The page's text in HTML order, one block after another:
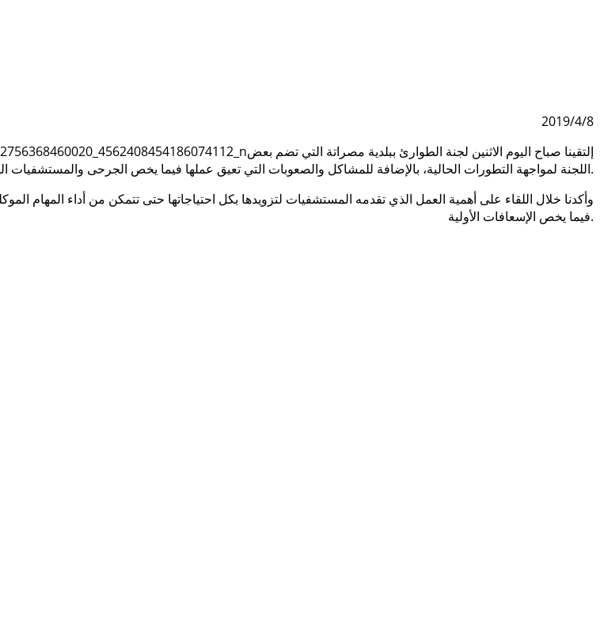
2019/4/8
إلتقينا صباح اليوم الاثنين لجنة الطوارئ ببلدية مصراتة التي تضم بعض
اللجنة لمواجهة التطورات الحالية، بالإضافة للمشاكل والصعوبات التي تعيق عملها فيما يخص الجرحى والمستشفيات الميدانية والدعم اللوجستي الخاص بها.
وأكدنا خلال اللقاء على أهمية العمل الذي تقدمه المستشفيات لتزويدها بكل احتياجاتها حتى تتمكن من أداء المهام
فيما يخص الإسعافات الأولية.